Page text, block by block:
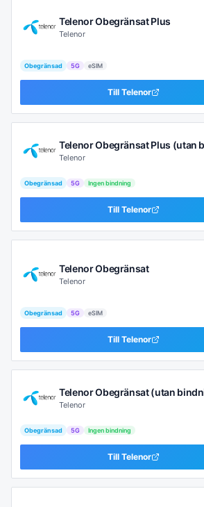
Telenor Obegränsat Plus
Telenor
Obegränsad 5G eSIM
Till Telenor
Telenor Obegränsat Plus (utan
Telenor
Obegränsad 5G Ingen bindning
Till Telenor
Telenor Obegränsat
Telenor
Obegränsad 5G eSIM
Till Telenor
Telenor Obegränsat (utan
Telenor
Obegränsad 5G Ingen bindning
Till Telenor